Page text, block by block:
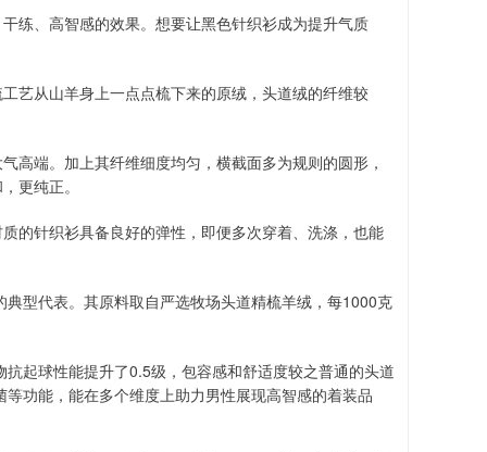
练、高智感的效果。想要让黑色针织衫成为提升气质
艺从山羊身上一点点梳下来的原绒，头道绒的纤维较
高端。加上其纤维细度均匀，横截面多为规则的圆形，
更纯正。
的针织衫具备良好的弹性，即便多次穿着、洗涤，也能
型代表。其原料取自严选牧场头道精梳羊绒，每1000克
起球性能提升了0.5级，包容感和舒适度较之普通的头道
功能，能在多个维度上助力男性展现高智感的着装品